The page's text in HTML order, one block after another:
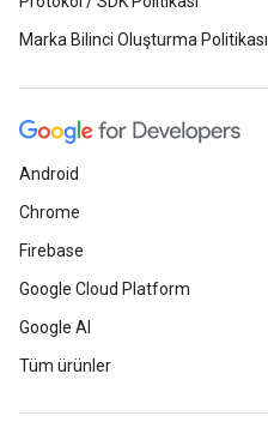
Marka Bilinci Oluşturma Politikası
Android
Chrome
Firebase
Google Cloud Platform
Google AI
Tüm ürünler